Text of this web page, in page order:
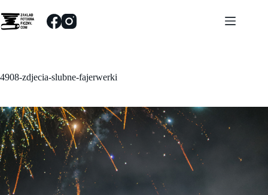
do
treści
4908-zdjecia-slubne-fajerwerki